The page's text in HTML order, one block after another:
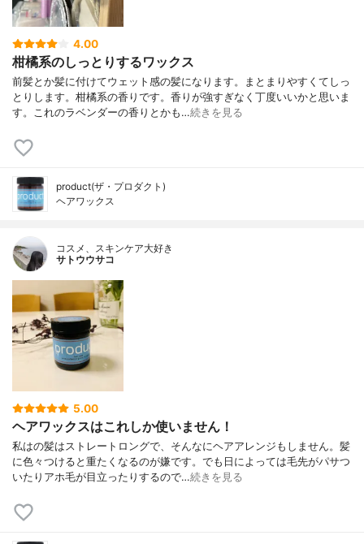
4.00
柑橘系のしっとりするワックス
前髪とか髪に付けてウェット感の髪になります。まとまりやすくてしっ
とりします。柑橘系の香りです。香りが強すぎなく丁度いいかと思いま
す。これのラベンダーの香りとかも…続きを見る
product(ザ・プロダクト)
ヘアワックス
コスメ、スキンケア大好き
サトウウサコ
5.00
ヘアワックスはこれしか使いません！
私はの髪はストレートロングで、そんなにヘアアレンジもしません。髪
に色々つけると重たくなるのが嫌です。でも日によっては毛先がパサつ
いたりアホ毛が目立ったりするので…続きを見る